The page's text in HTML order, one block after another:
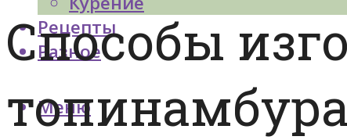
Рецепты
Разное
Меню
Способы
топинамбура